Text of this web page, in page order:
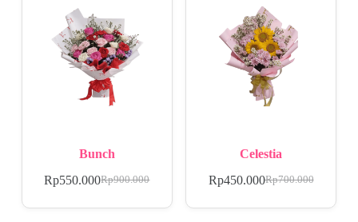
Bunch
Rp900.000
Rp550.000
Celestia
Rp700.000
Rp450.000